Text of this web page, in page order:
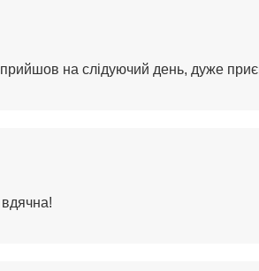
на слідуючий день, дуже
вдячна!